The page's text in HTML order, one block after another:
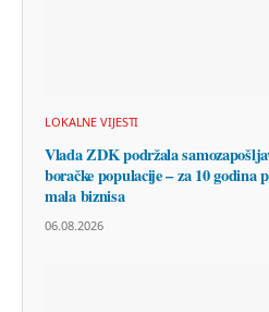
LOKALNE VIJESTI
Vlada ZDK podržala
boračke populacije – za 10 godina
mala biznisa
06.08.2026